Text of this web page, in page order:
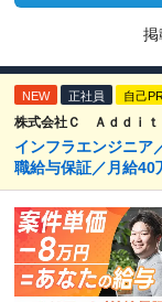
掲
NEW 正社員 自己
株式会社Ｃ Ａｄｄｉｔ
インフラエンジニア
職給与保証／月給40